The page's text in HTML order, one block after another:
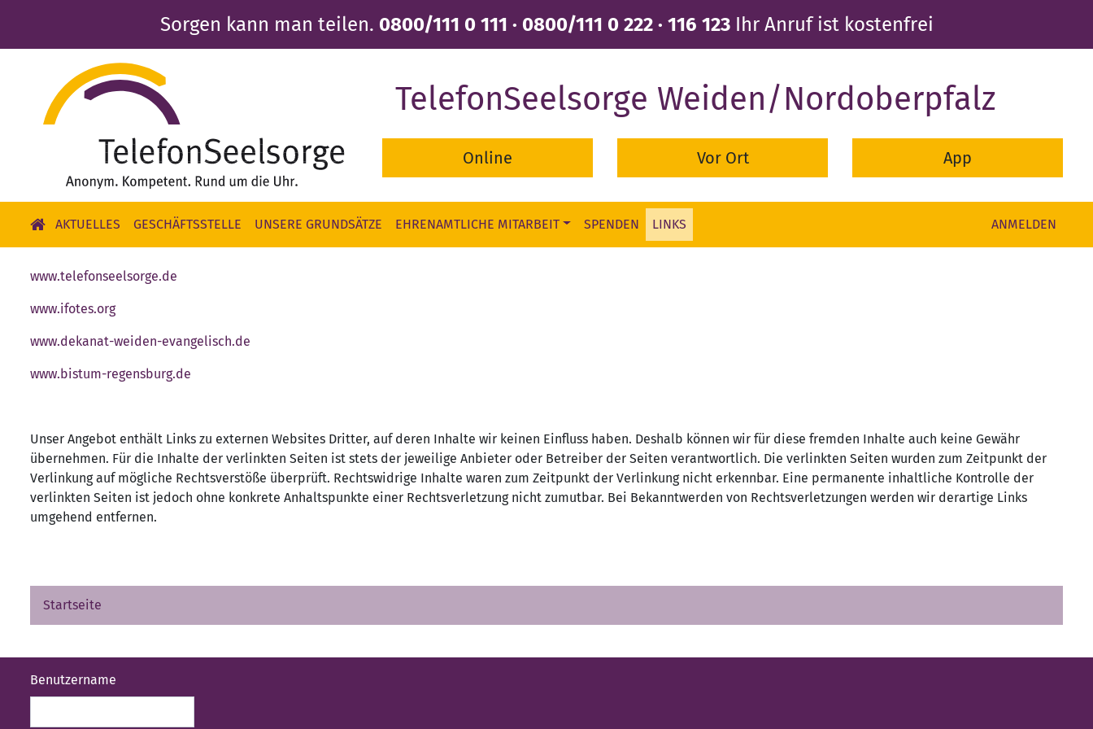
Inhalt
Sorgen kann man teilen. 0800/111 0 111 · 0800/111 0 222 · 116 123Ihr Anruf ist kostenfrei
TelefonSeelsorge Weiden/Nordoberpfalz
Online Vor Ort App
AKTUELLES GESCHÄFTSSTELLE UNSERE GRUNDSÄTZE EHRENAMTLICHE MITARBEIT SPENDEN LINKS ANMELDEN
www.telefonseelsorge.de
www.ifotes.org
www.dekanat-weiden-evangelisch.de
www.bistum-regensburg.de
Unser Angebot enthält Links zu externen Websites Dritter, auf deren Inhalte wir keinen Einfluss haben. Deshalb können wir für diese fremden Inhalte auch keine Gewähr
übernehmen. Für die Inhalte der verlinkten Seiten ist stets der jeweilige Anbieter oder Betreiber der Seiten verantwortlich. Die verlinkten Seiten wurden zum Zeitpunkt der
Verlinkung auf mögliche Rechtsverstöße überprüft. Rechtswidrige Inhalte waren zum Zeitpunkt der Verlinkung nicht erkennbar. Eine permanente inhaltliche Kontrolle der
verlinkten Seiten ist jedoch ohne konkrete Anhaltspunkte einer Rechtsverletzung nicht zumutbar. Bei Bekanntwerden von Rechtsverletzungen werden wir derartige Links
umgehend entfernen.
Startseite
Benutzername